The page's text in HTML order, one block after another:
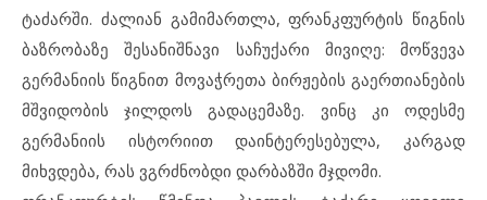
ტაძარში. ძალიან გამიმართლა, ფრანკფურტის წიგნის
ბაზრობაზე შესანიშნავი საჩუქარი მივიღე: მოწვევა
გერმანიის წიგნით მოვაჭრეთა ბირჟების გაერთიანების
მშვიდობის ჯილდოს გადაცემაზე. ვინც კი ოდესმე
გერმანიის ისტორიით დაინტერესებულა, კარგად
მიხვდება, რას ვგრძნობდი დარბაზში მჯდომი.